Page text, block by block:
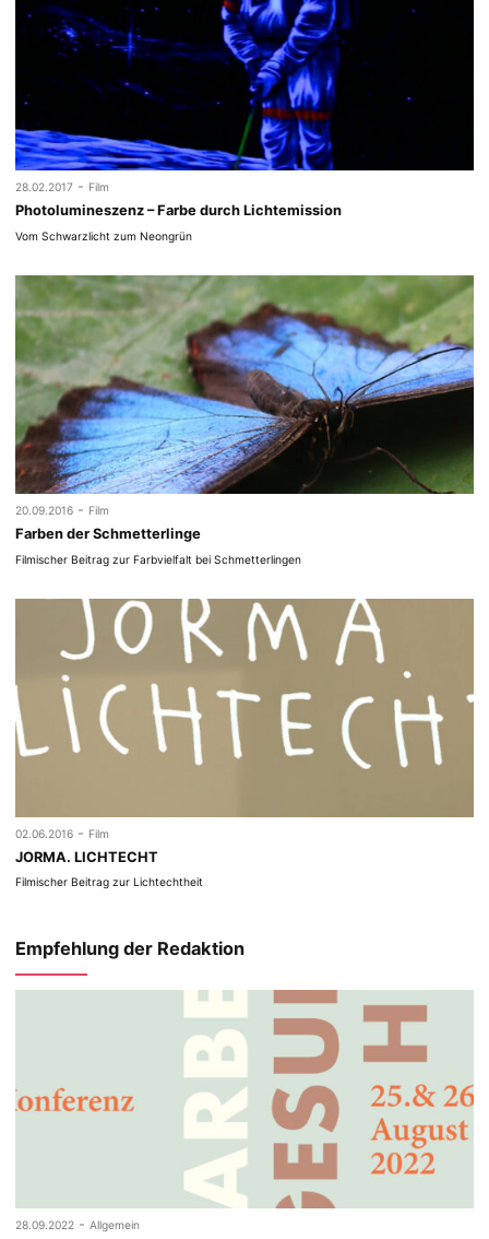
28.02.2017 - Film
Photolumineszenz – Farbe durch Lichtemission
Vom Schwarzlicht zum Neongrün
20.09.2016 - Film
Farben der Schmetterlinge
Filmischer Beitrag zur Farbvielfalt bei Schmetterlingen
02.06.2016 - Film
JORMA. LICHTECHT
Filmischer Beitrag zur Lichtechtheit
Empfehlung der Redaktion
28.09.2022 - Allgemein